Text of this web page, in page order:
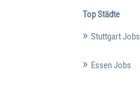
Top Städte
Stuttgart Jobs
Essen Jobs